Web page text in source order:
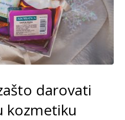
darovati
kozmetiku